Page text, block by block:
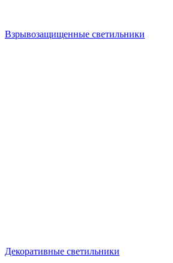
Взрывозащищенные светильники
Декоративные светильники